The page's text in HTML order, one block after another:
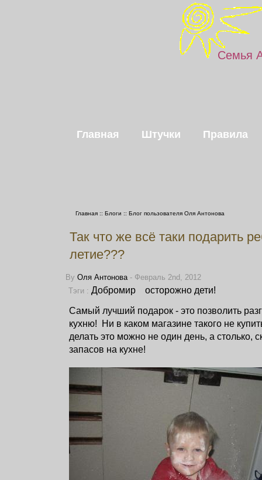
Семья
Главная Штучки Правила
Главная :: Блоги :: Блог пользователя Оля Антонова
Так что же всё таки подарить
летие???
By Оля Антонова- Февраль 2nd, 2012
Тэги : Добромир осторожно дети!
Самый лучший подарок - это позволить
кухню!
Ни в каком магазине такого не
делать это можно не один день, а столько,
запасов на кухне!